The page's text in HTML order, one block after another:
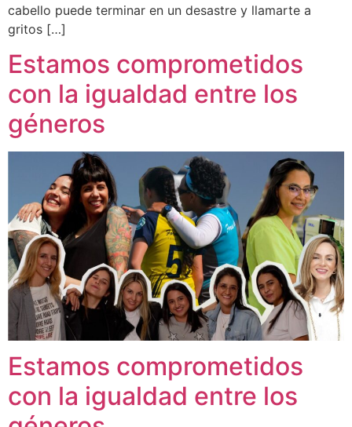
cabello puede terminar en un desastre y llamarte a
gritos […]
Estamos comprometidos
con la igualdad entre los
géneros
Estamos comprometidos
con la igualdad entre los